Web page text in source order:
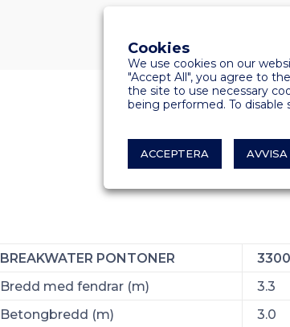
BREAKWATER PONTONER
Bredd med fendrar (m)
3.3
Betongbredd (m)
3.0
Cookies
We use cookies on our
"Accept All", you agree to
the site to use necessary
being performed. To
ACCEPTERA AVVISA